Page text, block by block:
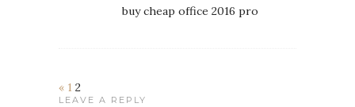
buy cheap office 2016 pro
« 1 2
LEAVE A REPLY